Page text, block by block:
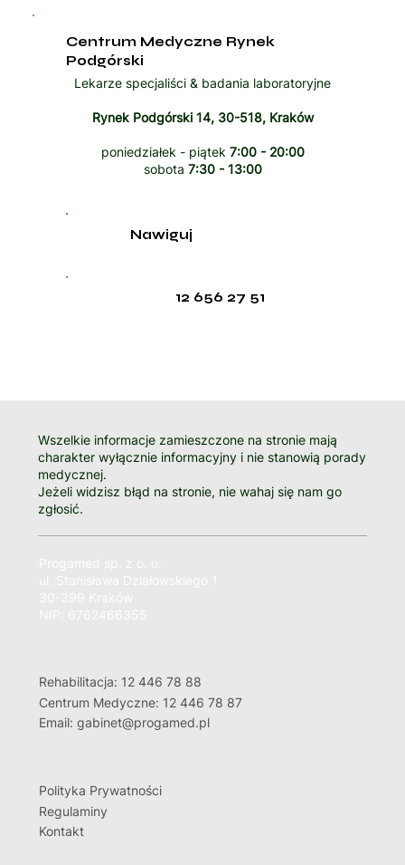
Centrum Medyczne Rynek
Podgórski
Lekarze specjaliści & badania laboratoryjne
Rynek Podgórski 14, 30-518, Kraków
poniedziałek - piątek 7:00 - 20:00
sobota 7:30 - 13:00
12 656 27 51
Nawiguj
Wszelkie informacje zamieszczone na stronie mają
charakter wyłącznie informacyjny i nie stanowią porady
medycznej.
Jeżeli widzisz błąd na stronie, nie wahaj się nam go
zgłosić.
Rehabilitacja: 12 446 78 88
Centrum Medyczne: 12 446 78 87
Email: gabinet@progamed.pl
Polityka Prywatności
Regulaminy
Kontakt